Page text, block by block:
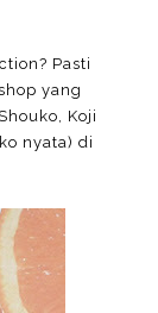
Pasti
yang
Koji
nyata) di